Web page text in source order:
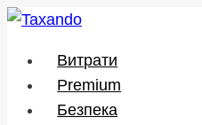
Перейти
вмісту
Витрати
Premium
Безпека